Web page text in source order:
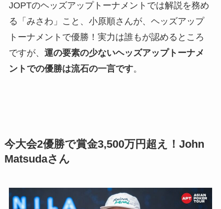
JOPTのヘッズアップトーナメントでは解説を務め
る「みさわ」こと、小原順さんが、ヘッズアップ
トーナメントで優勝！実力は誰もが認めるところ
ですが、 運の要素の少ないヘッズアップトーナメ
ントでの優勝は流石の一言です。
今大会2優勝で賞金3,500万円超え！John
Matsudaさん